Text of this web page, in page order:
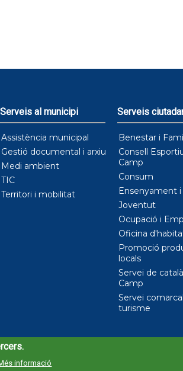
Serveis al municipi
Assistència municipal
Gestió documental i arxiu
Medi ambient
TIC
Territori i mobilitat
Serveis
Benestar i
Consell
Camp
Consum
Ensenyament i
Joventut
Ocupació i
Oficina
Promoció
locals
Servei de
Camp
Servei
turisme
informació